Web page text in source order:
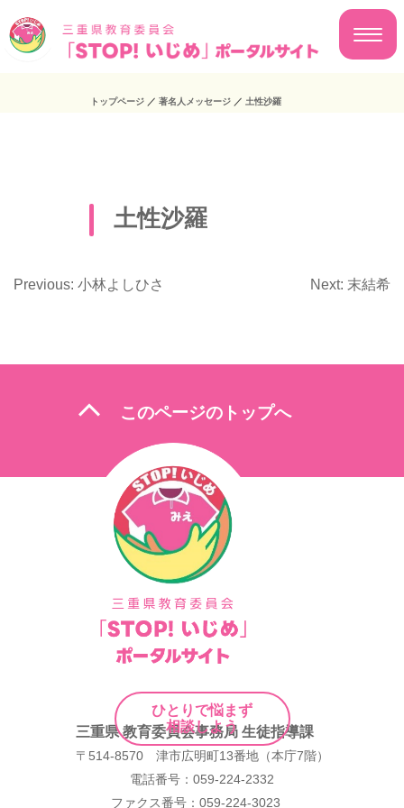
トップページ ／ 著名人メッセージ ／ 土性沙羅
土性沙羅
ナ
Previous: 小林よしひさ Next: 末結希
ひとりで悩まず
相談しよう
expand_less このページのトップへ
三重県 教育委員会事務局 生徒指導課
〒514-8570 津市広明町13番地（本庁7階）
電話番号：059-224-2332
ファクス番号：059-224-3023